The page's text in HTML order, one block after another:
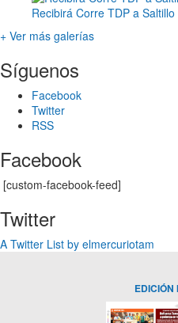
Recibirá Corre TDP a
+ Ver más galerías
Síguenos
Facebook
Twitter
RSS
Facebook
[custom-facebook-feed]
Twitter
A Twitter List by elmercuriotam
EDICIÓN